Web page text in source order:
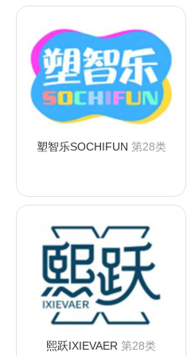
塑智乐SOCHIFUN 第28类
熙跃IXIEVAER 第28类